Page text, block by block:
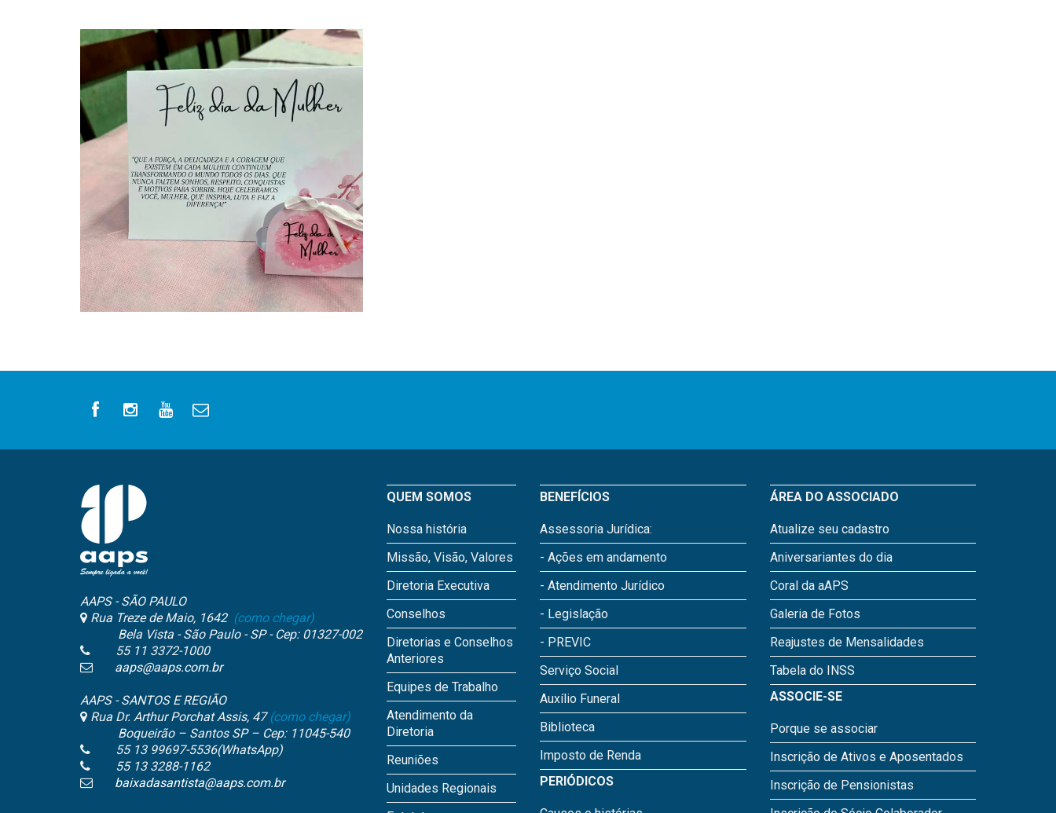
AAPS - SÃO PAULO
Rua Treze de Maio, 1642 (como chegar)
Bela Vista - São Paulo - SP - Cep: 01327-002
55 11 3372-1000
aaps@aaps.com.br
AAPS - SANTOS E REGIÃO
Rua Dr. Arthur Porchat Assis, 47(como chegar)
Boqueirão – Santos SP – Cep: 11045-540
55 13 99697-5536(WhatsApp)
55 13 3288-1162
baixadasantista@aaps.com.br
QUEM SOMOS
Nossa história
Missão, Visão, Valores
Diretoria Executiva
Conselhos
Diretorias e Conselhos
Anteriores
Equipes de Trabalho
Atendimento da
Diretoria
Reuniões
Unidades Regionais
BENEFÍCIOS
Assessoria Jurídica:
- Ações em andamento
- Atendimento Jurídico
- Legislação
- PREVIC
Serviço Social
Auxílio Funeral
Biblioteca
Imposto de Renda
PERIÓDICOS
ÁREA DO ASSOCIADO
Atualize seu cadastro
Aniversariantes do dia
Coral da aAPS
Galeria de Fotos
Reajustes de Mensalidades
Tabela do INSS
ASSOCIE-SE
Porque se associar
Inscrição de Ativos e Aposentados
Inscrição de Pensionistas